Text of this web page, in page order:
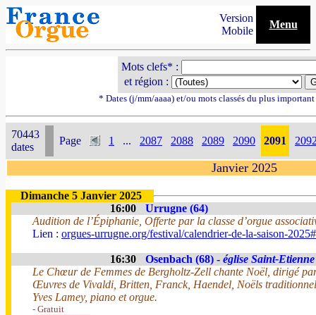
Version
Mobile
Menu
Mots clefs* :
et région :
* Dates (j/mm/aaaa) et/ou mots classés du plus
70443
dates
Page 1 ... 2087 2088 2089 2090 2091
Janvier 2025
Dimanche 5 Janvier 2025
16:00
Urrugne (64)
Audition de l’Épiphanie, Offerte par la classe d’orgue
Lien : orgues-urrugne.org/festival/calendrier-de-la-saison-
16:30 Osenbach (68) - église Saint-Etienne
Le Chœur de Femmes de Bergholtz-Zell chante Noël, dirigé
Œuvres de Vivaldi, Britten, Franck, Haendel, Noëls
Yves Lamey, piano et orgue.
- Gratuit